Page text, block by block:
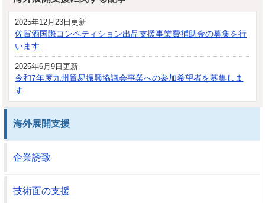
2025年12月23日更新
佐賀酒国際コンペティション出品支援事業費補助金の募集を行
います
2025年6月9日更新
令和7年度九州貿易振興協議会事業への参加希望者を募集しま
す
海外展開支援
企業誘致
技術面の支援